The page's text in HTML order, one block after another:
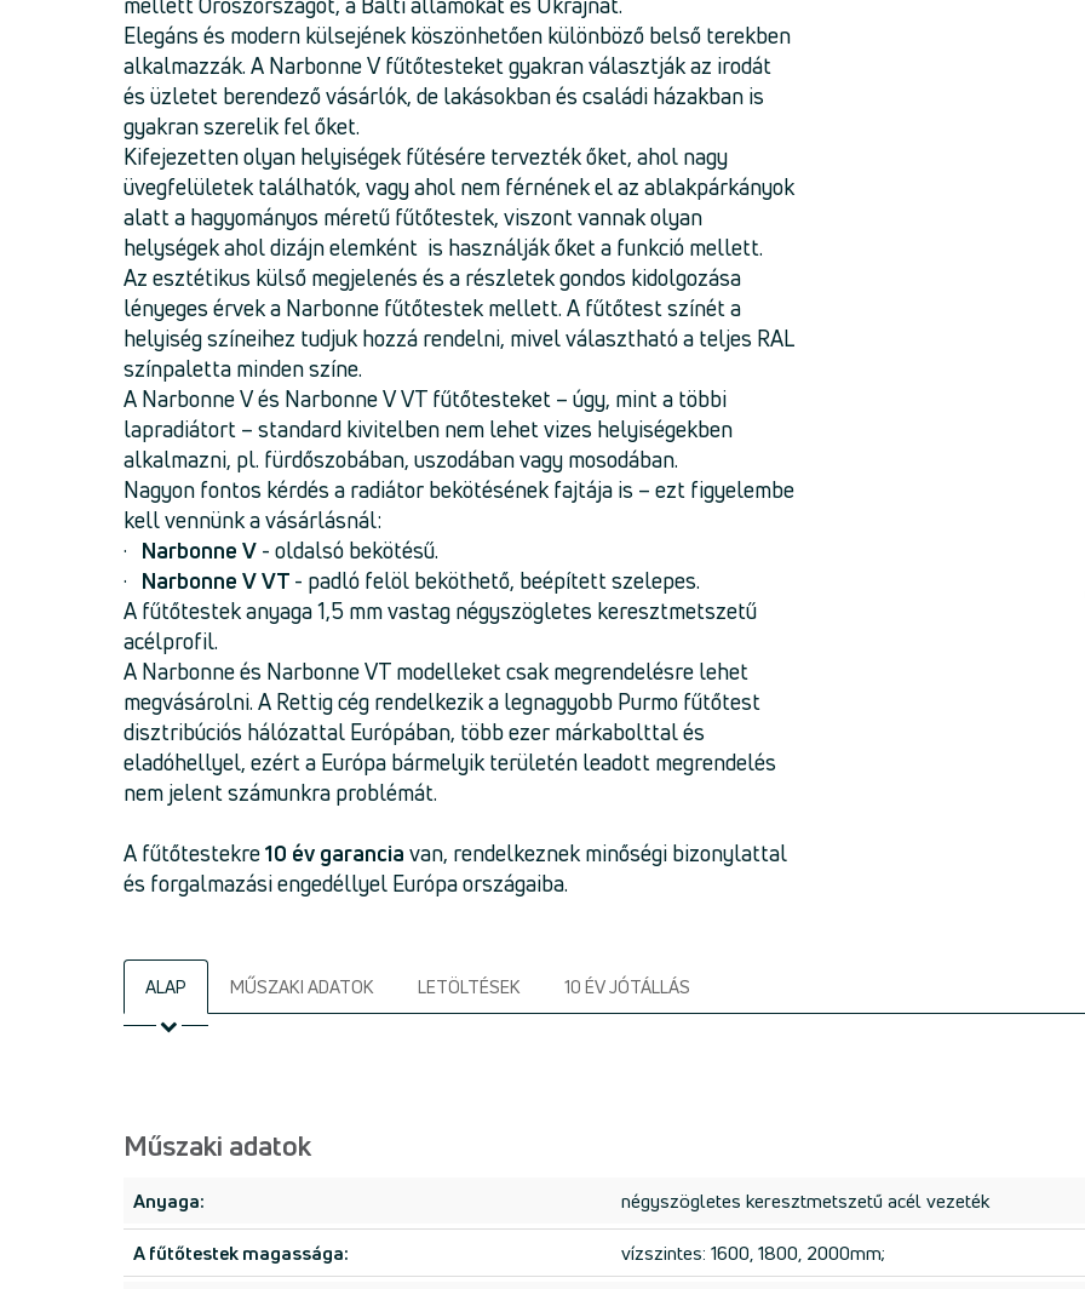
Elegáns és modern külsejének köszönhetően különböző belső terekben
alkalmazzák. A Narbonne V fűtőtesteket gyakran választják az irodát
és üzletet berendező vásárlók, de lakásokban és családi házakban is
gyakran szerelik fel őket.
Kifejezetten olyan helyiségek fűtésére tervezték őket, ahol nagy
üvegfelületek találhatók, vagy ahol nem férnének el az ablakpárkányok
alatt a hagyományos méretű fűtőtestek, viszont vannak olyan
helységek ahol dizájn elemként is használják őket a funkció mellett.
Az esztétikus külső megjelenés és a részletek gondos kidolgozása
lényeges érvek a Narbonne fűtőtestek mellett. A fűtőtest színét a
helyiség színeihez tudjuk hozzá rendelni, mivel választható a teljes RAL
színpaletta minden színe.
A Narbonne V és Narbonne V VT fűtőtesteket – úgy, mint a többi
lapradiátort – standard kivitelben nem lehet vizes helyiségekben
alkalmazni, pl. fürdőszobában, uszodában vagy mosodában.
Nagyon fontos kérdés a radiátor bekötésének fajtája is – ezt figyelembe
kell vennünk a vásárlásnál:
· Narbonne V - oldalsó bekötésű.
· Narbonne V VT - padló felöl beköthető, beépített szelepes.
A fűtőtestek anyaga 1,5 mm vastag négyszögletes keresztmetszetű
acélprofil.
A Narbonne és Narbonne VT modelleket csak megrendelésre lehet
megvásárolni. A Rettig cég rendelkezik a legnagyobb Purmo fűtőtest
disztribúciós hálózattal Európában, több ezer márkabolttal és
eladóhellyel, ezért a Európa bármelyik területén leadott megrendelés
nem jelent számunkra problémát.
A fűtőtestekre10 év garancia van, rendelkeznek minőségi bizonylattal
és forgalmazási engedéllyel Európa országaiba.
ALAP MŰSZAKI ADATOK LETÖLTÉSEK 10 ÉV JÓTÁLLÁS
Műszaki adatok
Anyaga:
négyszögletes keresztmetszetű acél vezeték
A fűtőtestek magassága:
vízszintes: 1600, 1800, 2000mm;